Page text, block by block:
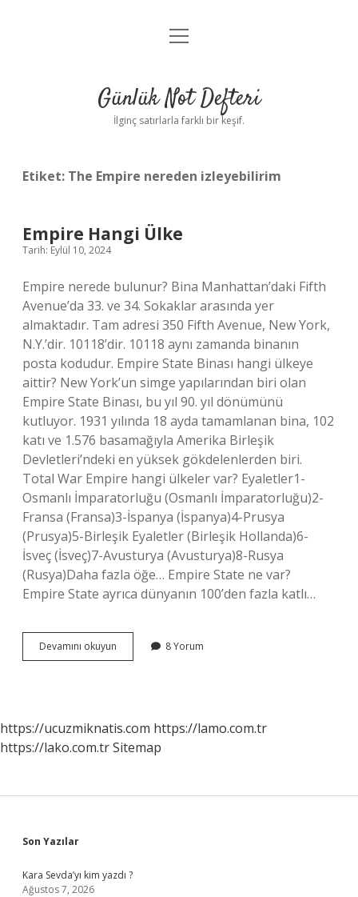
Anasayfa
Yasal Uyarı
menüyü
Günlük Not Defteri
İlginç satırlarla farklı bir keşif.
Etiket: The Empire nereden izleyebilirim
Empire Hangi Ülke
Tarih: Eylül 10, 2024
Empire nerede bulunur? Bina Manhattan’daki Fifth
Avenue’da 33. ve 34. Sokaklar arasında yer
almaktadır. Tam adresi 350 Fifth Avenue, New York,
N.Y.’dir. 10118’dir. 10118 aynı zamanda binanın
posta kodudur. Empire State Binası hangi ülkeye
aittir? New York’un simge yapılarından biri olan
Empire State Binası, bu yıl 90. yıl dönümünü
kutluyor. 1931 yılında 18 ayda tamamlanan bina, 102
katı ve 1.576 basamağıyla Amerika Birleşik
Devletleri’ndeki en yüksek gökdelenlerden biri.
Total War Empire hangi ülkeler var? Eyaletler1-
Osmanlı İmparatorluğu (Osmanlı İmparatorluğu)2-
Fransa (Fransa)3-İspanya (İspanya)4-Prusya
(Prusya)5-Birleşik Eyaletler (Birleşik Hollanda)6-
İsveç (İsveç)7-Avusturya (Avusturya)8-Rusya
(Rusya)Daha fazla öğe… Empire State ne var?
Empire State ayrıca dünyanın 100’den fazla katlı…
Devamını okuyun
Hangi
8 Yorum
https://ucuzmiknatis.com https://lamo.com.tr
https://lako.com.trSitemap
Sidebar
Son Yazılar
Kara Sevda’yı kim yazdı ?
Ağustos 7, 2026